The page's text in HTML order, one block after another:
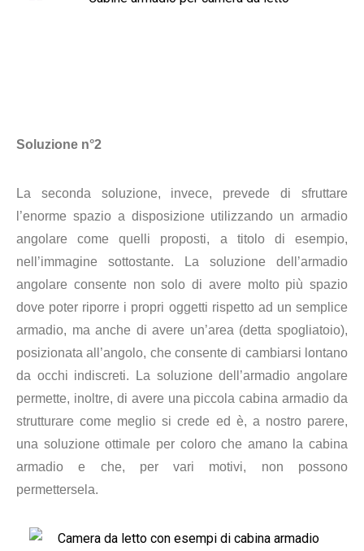
Soluzione n°2
La seconda soluzione, invece, prevede di sfruttare
l’enorme spazio a disposizione utilizzando un armadio
angolare come quelli proposti, a titolo di esempio,
nell’immagine sottostante. La soluzione dell’armadio
angolare consente non solo di avere molto più spazio
dove poter riporre i propri oggetti rispetto ad un semplice
armadio, ma anche di avere un’area (detta spogliatoio),
posizionata all’angolo, che consente di cambiarsi lontano
da occhi indiscreti. La soluzione dell’armadio angolare
permette, inoltre, di avere una piccola cabina armadio da
strutturare come meglio si crede ed è, a nostro parere,
una soluzione ottimale per coloro che amano la cabina
armadio e che, per vari motivi, non possono
permettersela.